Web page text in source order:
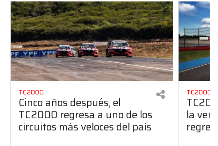
TC2000
Cinco años después, el
TC2000 regresa a uno de los
circuitos más veloces del país
TC2000
la